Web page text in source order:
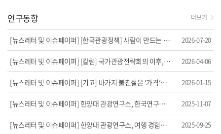
연구동향
[뉴스레터 및 이슈페이퍼] [한국관광정책] 사람이 만드는 지역관광, 지역이 여는 관광... 2026-07-20
[뉴스레터 및 이슈페이퍼] [칼럼] 국가관광전략회의 이후, 관건은 '시스템과 사람'[... 2026-04-06
[뉴스레터 및 이슈페이퍼] [기고] 바가지 불친절은 ‘가격’의 문제가 아니라 ‘신뢰... 2026-01-15
[뉴스레터 및 이슈페이퍼] 한양대 관광연구소, 한국연구재단 「2025 인문사회연구소 ... 2025-11-07
[뉴스레터 및 이슈페이퍼] 한양대 관광연구소, 여행 경험이 행복·삶의 만족도 높... 2025-09-25
더보기